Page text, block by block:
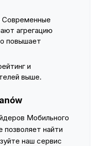
Современные
агрегацию
повышает
и
выше.
Мобильного
найти
наш сервис